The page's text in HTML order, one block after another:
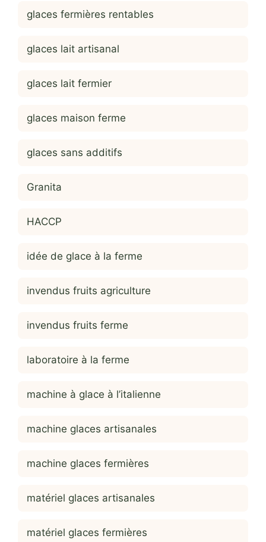
glaces fermières rentables
glaces lait artisanal
glaces lait fermier
glaces maison ferme
glaces sans additifs
Granita
HACCP
idée de glace à la ferme
invendus fruits agriculture
invendus fruits ferme
laboratoire à la ferme
machine à glace à l’italienne
machine glaces artisanales
machine glaces fermières
matériel glaces artisanales
matériel glaces fermières